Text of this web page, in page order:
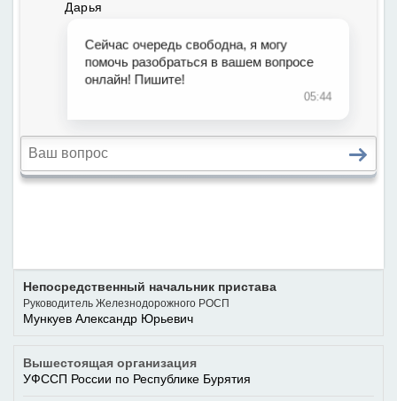
Непосредственный начальник пристава
Руководитель Железнодорожного РОСП
Мункуев Александр Юрьевич
Вышестоящая организация
УФССП России по Республике Бурятия